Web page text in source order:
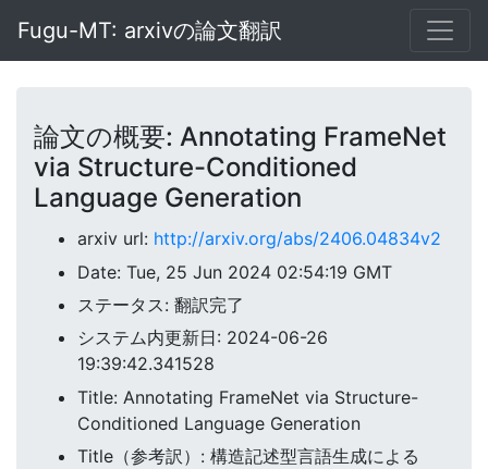
Fugu-MT: arxivの論文翻訳
論文の概要: Annotating FrameNet
via Structure-Conditioned
Language Generation
arxiv url: http://arxiv.org/abs/2406.04834v2
Date: Tue, 25 Jun 2024 02:54:19 GMT
ステータス: 翻訳完了
システム内更新日: 2024-06-26
19:39:42.341528
Title: Annotating FrameNet via Structure-
Conditioned Language Generation
Title（参考訳）: 構造記述型言語生成による